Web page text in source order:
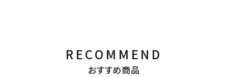
RECOMMEND
おすすめ商品